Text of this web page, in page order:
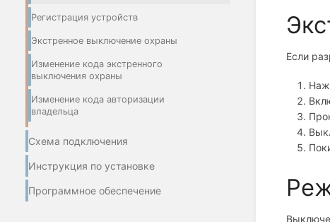
Регистрация устройств
Экстренное выключение охраны
Изменение кода экстренного
выключения охраны
Изменение кода авторизации
владельца
Схема подключения
Инструкция по установке
Программное обеспечение
Если